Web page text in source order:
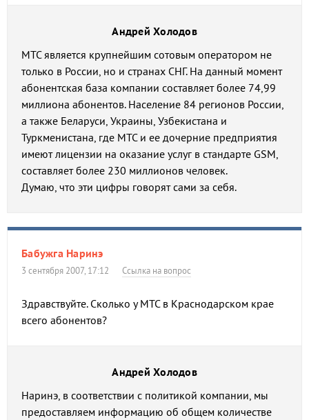
Андрей Холодов
МТС является крупнейшим сотовым оператором не
только в России, но и странах СНГ. На данный момент
абонентская база компании составляет более 74,99
миллиона абонентов. Население 84 регионов России,
а также Беларуси, Украины, Узбекистана и
Туркменистана, где МТС и ее дочерние предприятия
имеют лицензии на оказание услуг в стандарте GSM,
составляет более 230 миллионов человек.
Думаю, что эти цифры говорят сами за себя.
Бабужга Наринэ
3 сентября 2007, 17:12 Ссылка на вопрос
Здравствуйте. Сколько у МТС в Краснодарском крае
всего абонентов?
Андрей Холодов
Наринэ, в соответствии с политикой компании, мы
предоставляем информацию об общем количестве